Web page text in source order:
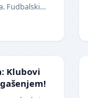
Fudbalski
Klubovi